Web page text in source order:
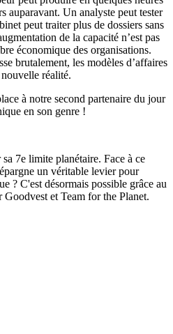
auparavant. Un analyste peut tester
peut traiter plus de dossiers sans
de la capacité n’est pas
économique des organisations.
brutalement, les modèles d’affaires
réalité.
à notre second partenaire du jour
en son genre !
7e limite planétaire. Face à ce
un véritable levier pour
? C'est désormais possible grâce au
et Team for the Planet.